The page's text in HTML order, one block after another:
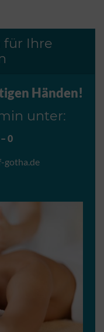
für Ihre
Händen!
unter:
0
gotha.de